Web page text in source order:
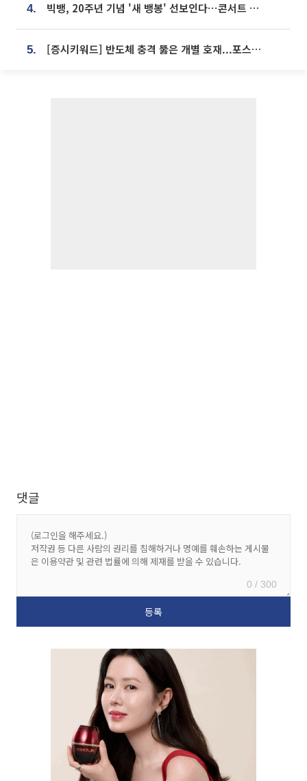
4. 빅뱅, 20주년 기념 '새 뱅봉' 선보인다⋯콘서트 앞두고 팝업 개최
5. [증시키워드] 반도체 충격 뚫은 개별 호재...포스코퓨처엠·에코프로·한화솔루션 '눈길'
댓글
0 / 300